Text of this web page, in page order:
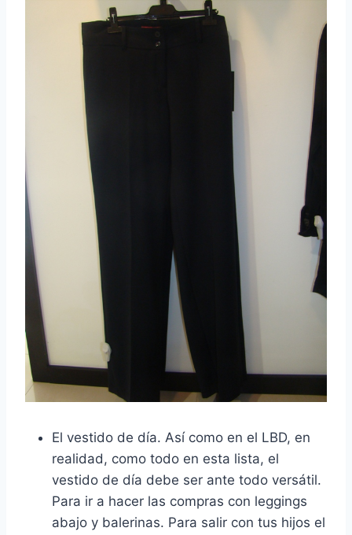
El vestido de día. Así como en el LBD, en
realidad, como todo en esta lista, el
vestido de día debe ser ante todo versátil.
Para ir a hacer las compras con leggings
abajo y balerinas. Para salir con tus hijos el